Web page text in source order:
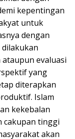
kepentingan
untuk
dengan
evaluasi
yang
diterapkan
Islam
kekebalan
tinggi
akan